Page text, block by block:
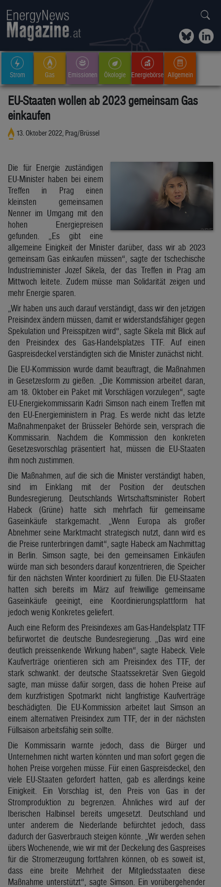
Strom Gas Emissionen Ökologie Energiebörse Allgemein
EU-Staaten wollen ab 2023 gemeinsam Gas
einkaufen
13. Oktober 2022, Prag/Brüssel
Die für Energie zuständigen
EU-Minister haben bei einem
Treffen in Prag einen
kleinsten gemeinsamen
Nenner im Umgang mit den
hohen Energiepreisen
gefunden. „Es gibt eine
allgemeine Einigkeit der Minister darüber, dass wir ab 2023
gemeinsam Gas einkaufen müssen“, sagte der tschechische
Industrieminister Jozef Sikela, der das Treffen in Prag am
Mittwoch leitete. Zudem müsse man Solidarität zeigen und
mehr Energie sparen.
„Wir haben uns auch darauf verständigt, dass wir den jetzigen
Preisindex ändern müssen, damit er widerstandsfähiger gegen
Spekulation und Preisspitzen wird“, sagte Sikela mit Blick auf
den Preisindex des Gas-Handelsplatzes TTF. Auf einen
Gaspreisdeckel verständigten sich die Minister zunächst nicht.
Die EU-Kommission wurde damit beauftragt, die Maßnahmen
in Gesetzesform zu gießen. „Die Kommission arbeitet daran,
am 18. Oktober ein Paket mit Vorschlägen vorzulegen“, sagte
EU-Energiekommissarin Kadri Simson nach einem Treffen mit
den EU-Energieministern in Prag. Es werde nicht das letzte
Maßnahmenpaket der Brüsseler Behörde sein, versprach die
Kommissarin. Nachdem die Kommission den konkreten
Gesetzesvorschlag präsentiert hat, müssen die EU-Staaten
ihm noch zustimmen.
Die Maßnahmen, auf die sich die Minister verständigt haben,
sind im Einklang mit der Position der deutschen
Bundesregierung. Deutschlands Wirtschaftsminister Robert
Habeck (Grüne) hatte sich mehrfach für gemeinsame
Gaseinkäufe starkgemacht. „Wenn Europa als großer
Abnehmer seine Marktmacht strategisch nutzt, dann wird es
die Preise runterbringen damit“, sagte Habeck am Nachmittag
in Berlin. Simson sagte, bei den gemeinsamen Einkäufen
würde man sich besonders darauf konzentrieren, die Speicher
für den nächsten Winter koordiniert zu füllen. Die EU-Staaten
hatten sich bereits im März auf freiwillige gemeinsame
Gaseinkäufe geeinigt, eine Koordinierungsplattform hat
jedoch wenig Konkretes geliefert.
Auch eine Reform des Preisindexes am Gas-Handelsplatz TTF
befürwortet die deutsche Bundesregierung. „Das wird eine
deutlich preissenkende Wirkung haben“, sagte Habeck. Viele
Kaufverträge orientieren sich am Preisindex des TTF, der
stark schwankt. der deutsche Staatssekretär Sven Giegold
sagte, man müsse dafür sorgen, dass die hohen Preise auf
dem kurzfristigen Spotmarkt nicht langfristige Kaufverträge
beschädigten. Die EU-Kommission arbeitet laut Simson an
einem alternativen Preisindex zum TTF, der in der nächsten
Füllsaison arbeitsfähig sein sollte.
Die Kommissarin warnte jedoch, dass die Bürger und
Unternehmen nicht warten könnten und man sofort gegen die
hohen Preise vorgehen müsse. Für einen Gaspreisdeckel, den
viele EU-Staaten gefordert hatten, gab es allerdings keine
Einigkeit. Ein Vorschlag ist, den Preis von Gas in der
Stromproduktion zu begrenzen. Ähnliches wird auf der
Iberischen Halbinsel bereits umgesetzt. Deutschland und
unter anderem die Niederlande befürchtet jedoch, dass
dadurch der Gasverbrauch steigen könnte. „Wir werden sehen
übers Wochenende, wie wir mit der Deckelung des Gaspreises
für die Stromerzeugung fortfahren können, ob es soweit ist,
dass eine breite Mehrheit der Mitgliedsstaaten diese
Maßnahme unterstützt“, sagte Simson. Ein vorübergehender